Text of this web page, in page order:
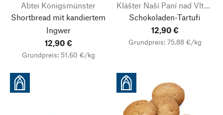
Abtei Königsmünster
Shortbread mit kandiertem
Ingwer
12,90 €
Grundpreis: 51,60 €/kg
Klášter Naší Paní nad Vltavou
Schokoladen-Tartufi
12,90 €
Grundpreis: 75,88 €/kg